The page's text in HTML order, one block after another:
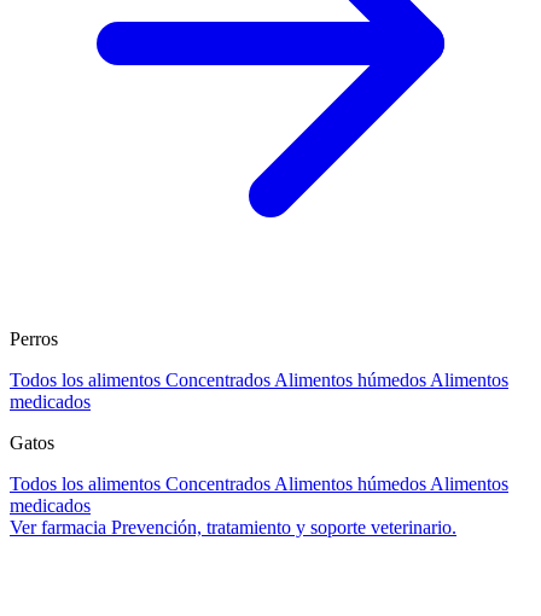
Perros
Todos los alimentos Concentrados Alimentos húmedos Alimentos
medicados
Gatos
Todos los alimentos Concentrados Alimentos húmedos Alimentos
medicados
Ver farmacia Prevención, tratamiento y soporte veterinario.